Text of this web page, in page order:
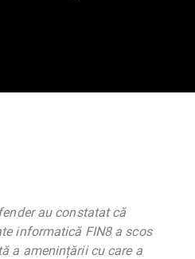
au constatat că
informatică FIN8 a scos
a amenințării cu care a